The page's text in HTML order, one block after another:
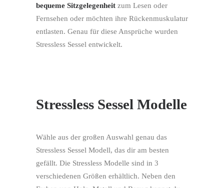
bequeme Sitzgelegenheit zum Lesen oder
Fernsehen oder möchten ihre Rückenmuskulatur
entlasten. Genau für diese Ansprüche wurden
Stressless Sessel entwickelt.
Stressless Sessel Modelle
Wähle aus der großen Auswahl genau das
Stressless Sessel Modell, das dir am besten
gefällt. Die Stressless Modelle sind in 3
verschiedenen Größen erhältlich. Neben den